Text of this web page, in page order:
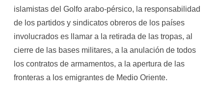
islamistas del Golfo arabo-pérsico, la responsabilidad
de los partidos y sindicatos obreros de los países
involucrados es llamar a la retirada de las tropas, al
cierre de las bases militares, a la anulación de todos
los contratos de armamentos, a la apertura de las
fronteras a los emigrantes de Medio Oriente.